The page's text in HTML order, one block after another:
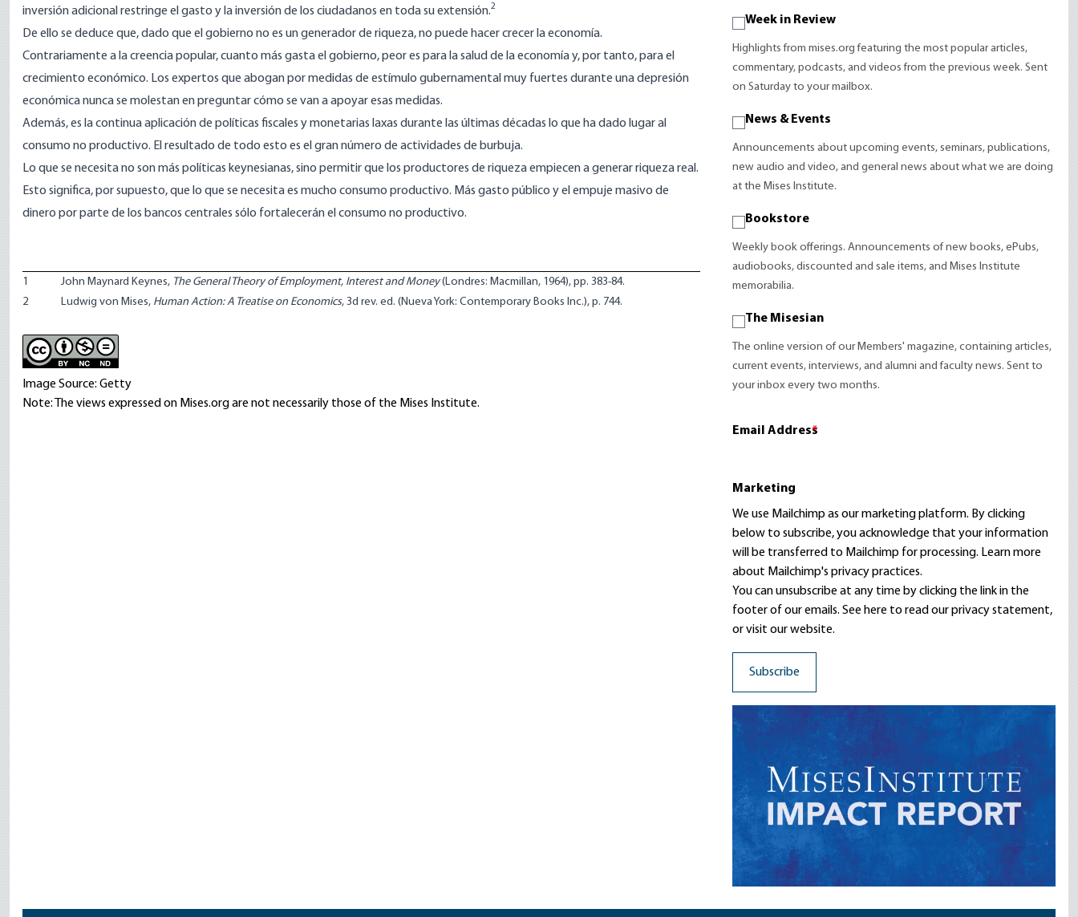
inversión adicional restringe el gasto y la inversión de los ciudadanos en toda su extensión.2
De ello se deduce que, dado que el gobierno no es un generador de riqueza, no puede hacer crecer la economía.
Contrariamente a la creencia popular, cuanto más gasta el gobierno, peor es para la salud de la economía y, por tanto, para el
crecimiento económico. Los expertos que abogan por medidas de estímulo gubernamental muy fuertes durante una depresión
económica nunca se molestan en preguntar cómo se van a apoyar esas medidas.
Además, es la continua aplicación de políticas fiscales y monetarias laxas durante las últimas décadas lo que ha dado lugar al
consumo no productivo. El resultado de todo esto es el gran número de actividades de burbuja.
Lo que se necesita no son más políticas keynesianas, sino permitir que los productores de riqueza empiecen a generar riqueza real.
Esto significa, por supuesto, que lo que se necesita es mucho consumo productivo. Más gasto público y el empuje masivo de
dinero por parte de los bancos centrales sólo fortalecerán el consumo no productivo.
1 John Maynard Keynes, The General Theory of Employment, Interest and Money(Londres: Macmillan, 1964), pp. 383-84.
2
Ludwig von Mises, Human Action: A Treatise on Economics, 3d rev. ed. (Nueva York: Contemporary Books Inc.), p. 744.
Image Source: Getty
Note: The views expressed on Mises.org are not necessarily those of the Mises Institute.
Week in Review
Highlights from mises.org featuring the most popular articles,
commentary, podcasts, and videos from the previous week. Sent
on Saturday to your mailbox.
News & Events
Announcements about upcoming events, seminars, publications,
new audio and video, and general news about what we are doing
at the Mises Institute.
Bookstore
Weekly book offerings. Announcements of new books, ePubs,
audiobooks, discounted and sale items, and Mises Institute
memorabilia.
The Misesian
The online version of our Members' magazine, containing articles,
current events, interviews, and alumni and faculty news. Sent to
your inbox every two months.
Email Address
*
Marketing
We use Mailchimp as our marketing platform. By clicking
below to subscribe, you acknowledge that your information
will be transferred to Mailchimp for processing. Learn more
about Mailchimp's privacy practices.
You can unsubscribe at any time by clicking the link in the
footer of our emails. See here to read ourprivacy statement,
or visit our website.